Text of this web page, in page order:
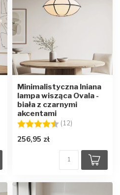
Minimalistyczna lniana
lampa wisząca Ovala -
biała z czarnymi
akcentami
Ocena:
(12)
256,95 zł